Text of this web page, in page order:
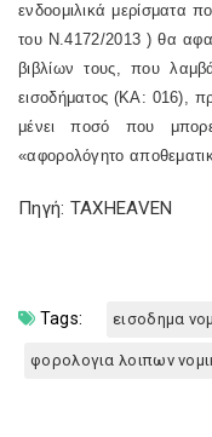
ενδοομιλικά μερίσματα
του Ν.4172/2013 ) θα
βιβλίων τους, που
εισοδήματος (ΚΑ: 016),
μένει ποσό που
«αφορολόγητο
Πηγή: TAXHEAVEN
Tags: εισοδημα
φορολογια λοιπων